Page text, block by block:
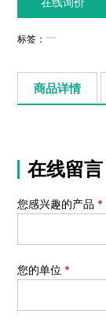
标签：
商品详情
在线留言
您感兴趣的产品 *
您的单位 *